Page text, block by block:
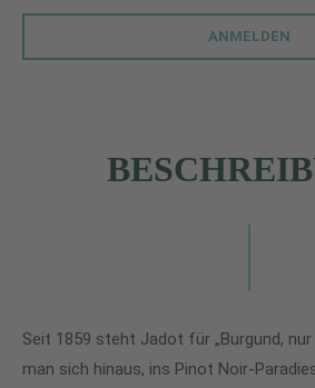
ANMELDEN
Seit 1859 steht Jadot für „Burgund, nur
man sich hinaus, ins Pinot Noir-